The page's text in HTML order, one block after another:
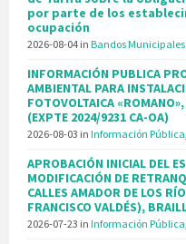
por parte de los
ocupación
2026-08-04 in Bandos Municipales
INFORMACIÓN PUBLICA
AMBIENTAL PARA
FOTOVOLTAICA
(EXPTE 2024/9231 CA-OA)
2026-08-03 in Información Pública,
APROBACIÓN INICIAL DEL
MODIFICACIÓN DE
CALLES AMADOR DE LOS
FRANCISCO VALDÉS),
2026-07-23 in Información Pública,